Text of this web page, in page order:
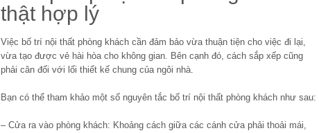
thật hợp lý
Việc bố trí nội thất phòng khách cần đảm bảo vừa thuận tiện cho việc đi lại,
vừa tạo được vẻ hài hòa cho không gian. Bên cạnh đó, cách sắp xếp cũng
phải cân đối với lối thiết kế chung của ngôi nhà.
Bạn có thể tham khảo một số nguyên tắc bố trí nội thất phòng khách như sau:
– Cửa ra vào phòng khách: Khoảng cách giữa các cánh cửa phải thoải mái,